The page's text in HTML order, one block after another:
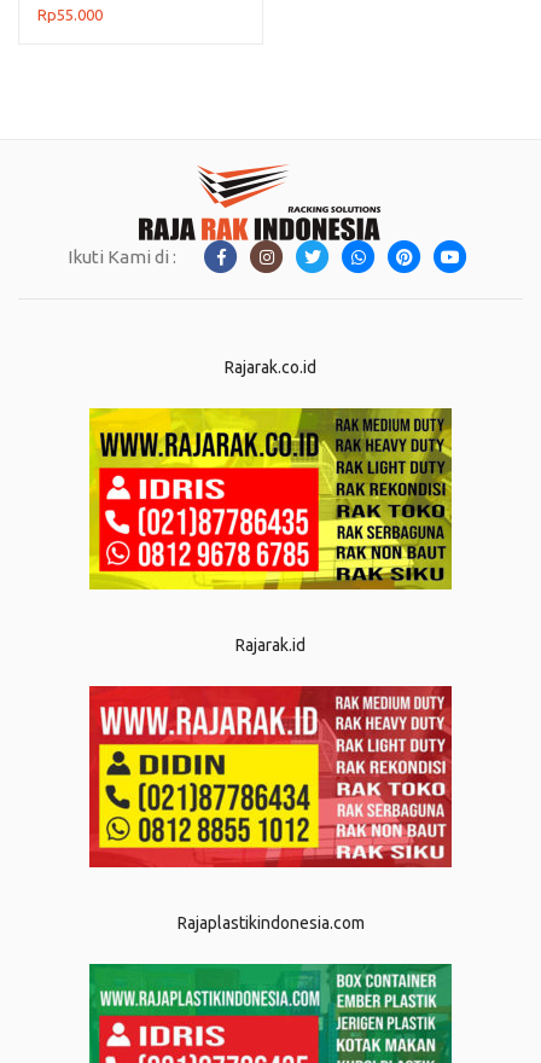
Rp55.000
Ikuti Kami di :
Rajarak.co.id
Rajarak.id
Rajaplastikindonesia.com